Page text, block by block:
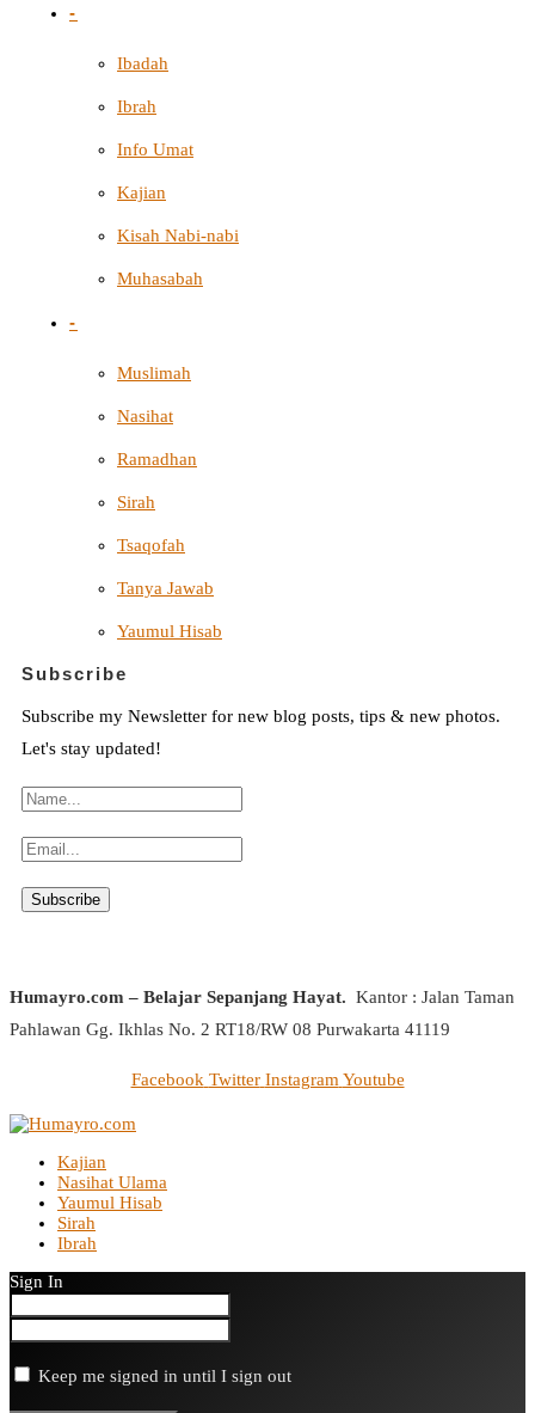
-
Ibadah
Ibrah
Info Umat
Kajian
Kisah Nabi-nabi
Muhasabah
-
Muslimah
Nasihat
Ramadhan
Sirah
Tsaqofah
Tanya Jawab
Yaumul Hisab
Subscribe
Subscribe my Newsletter for new blog posts, tips & new photos.
Let's stay updated!
Humayro.com – Belajar Sepanjang Hayat. Kantor : Jalan Taman
Pahlawan Gg. Ikhlas No. 2 RT18/RW 08 Purwakarta 41119
Facebook Twitter Instagram Youtube
Kajian
Nasihat Ulama
Yaumul Hisab
Sirah
Ibrah
Sign In
Keep me signed in until I sign out